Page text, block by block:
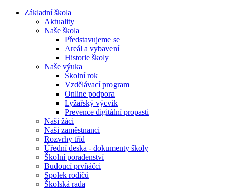
Základní škola
Aktuality
Naše škola
Představujeme se
Areál a vybavení
Historie školy
Naše výuka
Školní rok
Vzdělávací program
Online podpora
Lyžařský výcvik
Prevence digitální propasti
Naši žáci
Naši zaměstnanci
Rozvrhy tříd
Úřední deska - dokumenty školy
Školní poradenství
Budoucí prvňáčci
Spolek rodičů
Školská rada